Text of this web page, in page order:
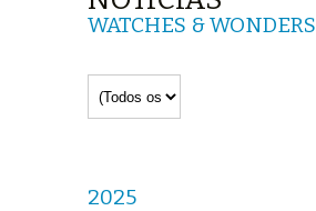
WATCHES & WONDERS
2025